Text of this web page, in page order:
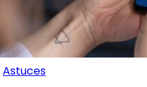
Astuces